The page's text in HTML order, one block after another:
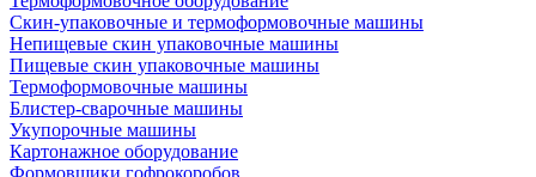
Скин-упаковочные и термоформовочные машины
Непищевые скин упаковочные машины
Пищевые скин упаковочные машины
Термоформовочные машины
Блистер-сварочные машины
Укупорочные машины
Картонажное оборудование
Формовщики гофрокоробов